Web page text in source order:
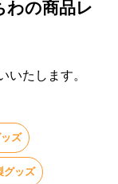
の商品レ
いたします。
ズ
グッズ